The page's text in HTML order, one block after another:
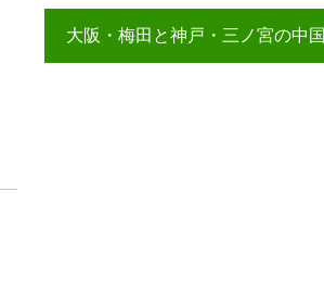
大阪・梅田と神戸・三ノ宮の中